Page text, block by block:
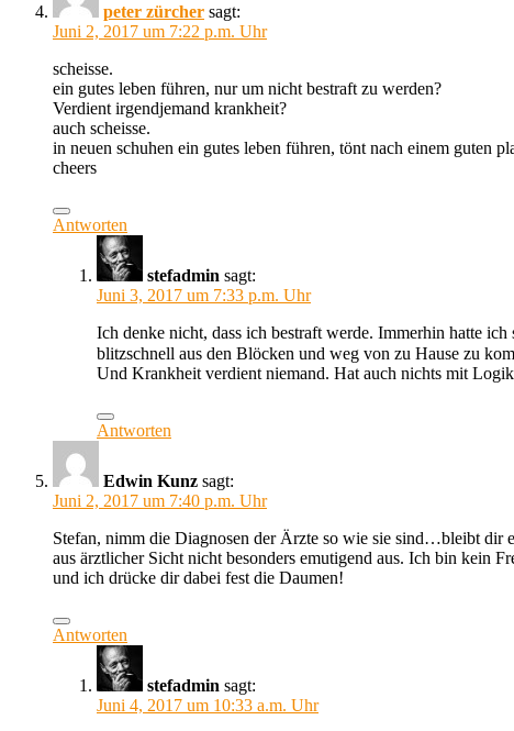
peter zürcher sagt:
Juni 2, 2017 um 7:22 p.m. Uhr
scheisse.
ein gutes leben führen, nur um nicht bestraft zu werden?
Verdient irgendjemand krankheit?
auch scheisse.
in neuen schuhen ein gutes leben führen, tönt nach einem guten
cheers
Antworten
stefadmin sagt:
Juni 3, 2017 um 7:33 p.m. Uhr
Ich denke nicht, dass ich bestraft werde. Immerhin hatte
blitzschnell aus den Blöcken und weg von zu Hause zu
Und Krankheit verdient niemand. Hat auch nichts mit
Antworten
Edwin Kunz sagt:
Juni 2, 2017 um 7:40 p.m. Uhr
Stefan, nimm die Diagnosen der Ärzte so wie sie sind…bleibt dir
aus ärztlicher Sicht nicht besonders emutigend aus. Ich bin kein
und ich drücke dir dabei fest die Daumen!
Antworten
stefadmin sagt:
Juni 4, 2017 um 10:33 a.m. Uhr